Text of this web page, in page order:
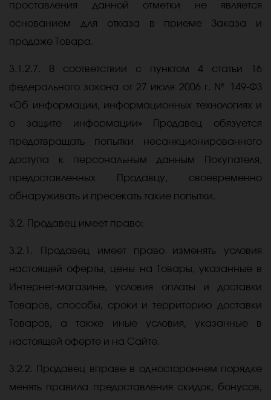
проставления данной отметки не является
основанием для отказа в приеме Заказа и
продаже Товара.
3.1.2.7. В соответствии с пунктом 4 статьи 16
федерального закона от 27 июля 2006 г. № 149-ФЗ
«Об информации, информационных технологиях и
о защите информации» Продавец обязуется
предотвращать попытки несанкционированного
доступа к персональным данным Покупателя,
предоставленных Продавцу, своевременно
обнаруживать и пресекать такие попытки.
3.2. Продавец имеет право:
3.2.1. Продавец имеет право изменять условия
настоящей оферты, цены на Товары, указанные в
Интернет-магазине, условия оплаты и доставки
Товаров, способы, сроки и территорию доставки
Товаров, а также иные условия, указанные в
настоящей оферте и на Сайте.
3.2.2. Продавец вправе в одностороннем порядке
менять правила предоставления скидок, бонусов,